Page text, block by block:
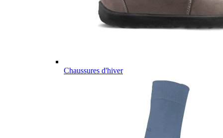
Chaussures d'hiver